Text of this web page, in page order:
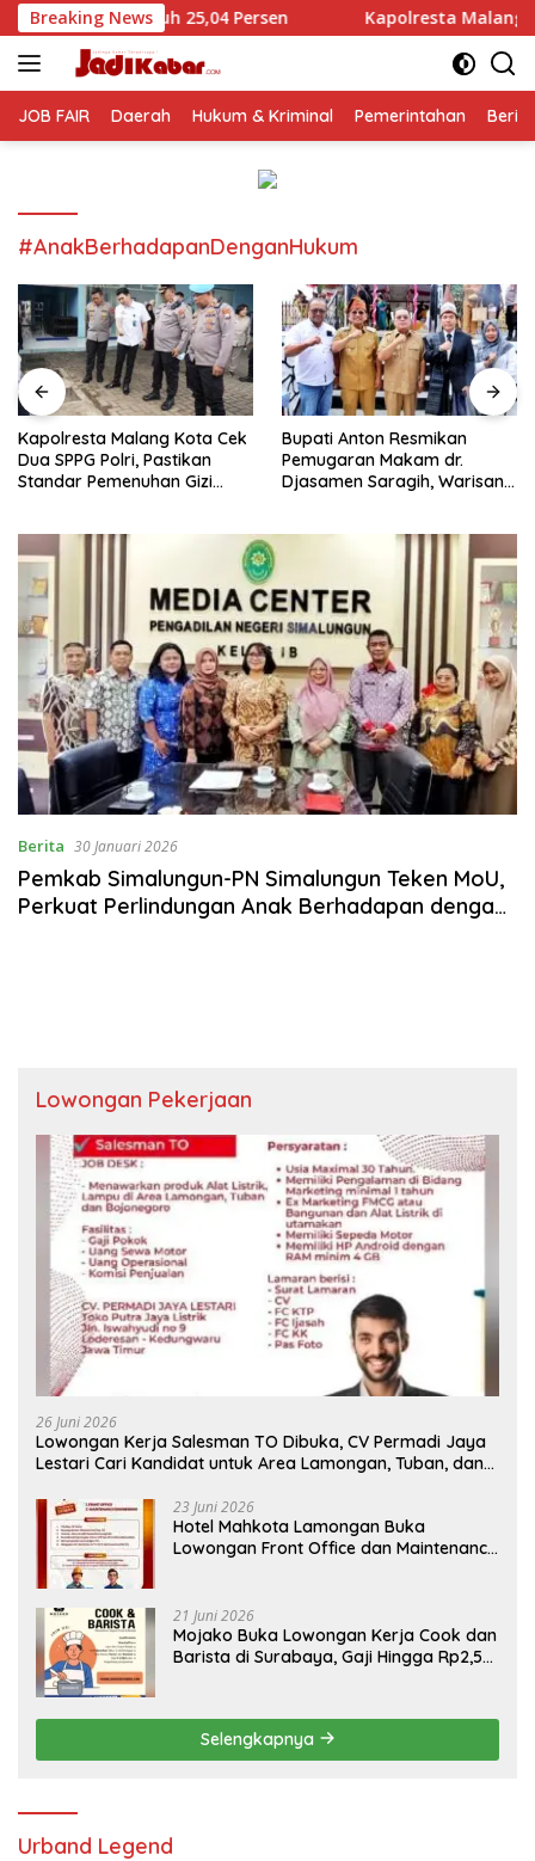
Langsung
ke
konten
Breaking News
Persen Kapolresta Malang Kota Cek Dua SPPG
JOB FAIR Daerah Hukum & Kriminal Pemerintahan
#AnakBerhadapanDenganHukum
Kapolresta Malang Kota Cek
Dua SPPG Polri, Pastikan
Standar Pemenuhan Gizi
Bupati Anton Resmikan
Pemugaran Makam dr.
Djasamen Saragih, Warisan
Berita 30 Januari 2026
Pemkab Simalungun-PN Simalungun Teken MoU,
Perkuat Perlindungan Anak Berhadapan dengan
Lowongan Pekerjaan
26 Juni 2026
Lowongan Kerja Salesman TO Dibuka, CV Permadi Jaya
Lestari Cari Kandidat untuk Area Lamongan, Tuban, dan
23 Juni 2026
Hotel Mahkota Lamongan Buka
Lowongan Front Office dan Maintenance
21 Juni 2026
Mojako Buka Lowongan Kerja Cook dan
Barista di Surabaya, Gaji Hingga Rp2,5
Selengkapnya
Urband Legend